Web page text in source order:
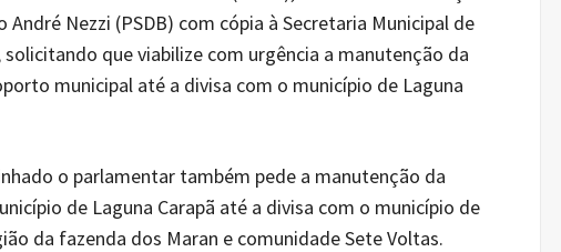
Nezzi (PSDB) com cópia à Secretaria Municipal de
que viabilize com urgência a manutenção da
municipal até a divisa com o município de Laguna
o parlamentar também pede a manutenção da
de Laguna Carapã até a divisa com o município de
da fazenda dos Maran e comunidade Sete Voltas.